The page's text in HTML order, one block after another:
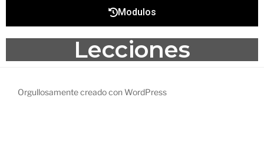
Modulos
Lecciones
Orgullosamente creado con WordPress